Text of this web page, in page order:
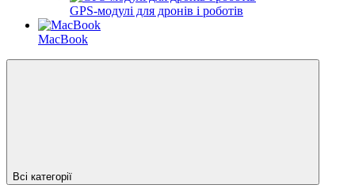
GPS-модулі для дронів і роботів
MacBook
Всі категорії